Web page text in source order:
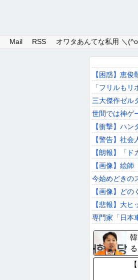
Mail RSS オワタあんてな私用 ＼
【困惑】恵
「フリルも
三大傑作ゼル
世間では神ゲ
【衝撃】ハ
【警告】社
【朗報】「
【画像】絵
今始めどきの
【画像】ど
【悲報】大
専門家「日本
【悲報】漫画
【画像】令和
【悲報】トン
【画像】ワイ
Link
Mail
RSS
オワタあん
5ちゃんね
2ちゃんね
まとめサイ